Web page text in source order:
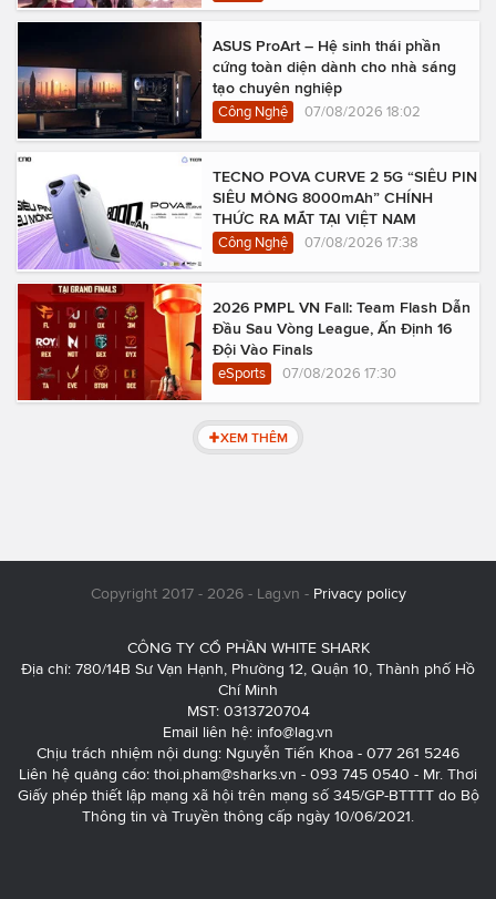
ASUS ProArt – Hệ sinh thái phần
cứng toàn diện dành cho nhà sáng
tạo chuyên nghiệp
Công Nghệ 07/08/2026 18:02
TECNO POVA CURVE 2 5G “SIÊU PIN
SIÊU MỎNG 8000mAh” CHÍNH
THỨC RA MẮT TẠI VIỆT NAM
Công Nghệ 07/08/2026 17:38
2026 PMPL VN Fall: Team Flash Dẫn
Đầu Sau Vòng League, Ấn Định 16
Đội Vào Finals
eSports 07/08/2026 17:30
XEM THÊM
Copyright 2017 - 2026 - Lag.vn - Privacy policy
CÔNG TY CỔ PHẦN WHITE SHARK
Địa chỉ: 780/14B Sư Vạn Hạnh, Phường 12, Quận 10, Thành phố Hồ
Chí Minh
MST: 0313720704
Email liên hệ: info@lag.vn
Chịu trách nhiệm nội dung: Nguyễn Tiến Khoa - 077 261 5246
Liên hệ quảng cáo: thoi.pham@sharks.vn - 093 745 0540 - Mr. Thơi
Giấy phép thiết lập mạng xã hội trên mạng số 345/GP-BTTTT do Bộ
Thông tin và Truyền thông cấp ngày 10/06/2021.